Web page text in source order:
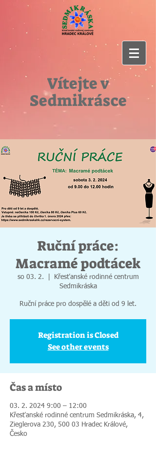
Vítejte v
Sedmikrásce
Ruční práce:
Macramé podtácek
so 03. 2.
Křesťanské rodinné centrum
Sedmikráska
Ruční práce pro dospělé a děti od 9 let.
Registration is Closed
See other events
Čas a místo
03. 2. 2024 9:00 – 12:00
Křesťanské rodinné centrum Sedmikráska, 4,
Zieglerova 230, 500 03 Hradec Králové,
Česko